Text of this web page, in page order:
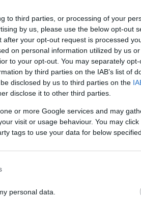
to third parties, or processing of your
by us, please use the below opt-out
your opt-out request is processed
on personal information utilized by us
to your opt-out. You may separately
by third parties on the IAB’s list of
disclosed by us to third parties on the
disclose it to other third parties.
or more Google services and may
visit or usage behaviour. You may
tags to use your data for below
personal data.
muchos jóvenes ven en las
futuro financiero.
ventajas significativas. En
período de tiempo es un
por parte de empresas y
Por ejemplo, elBitcoiny
de baja, lo que sugiere